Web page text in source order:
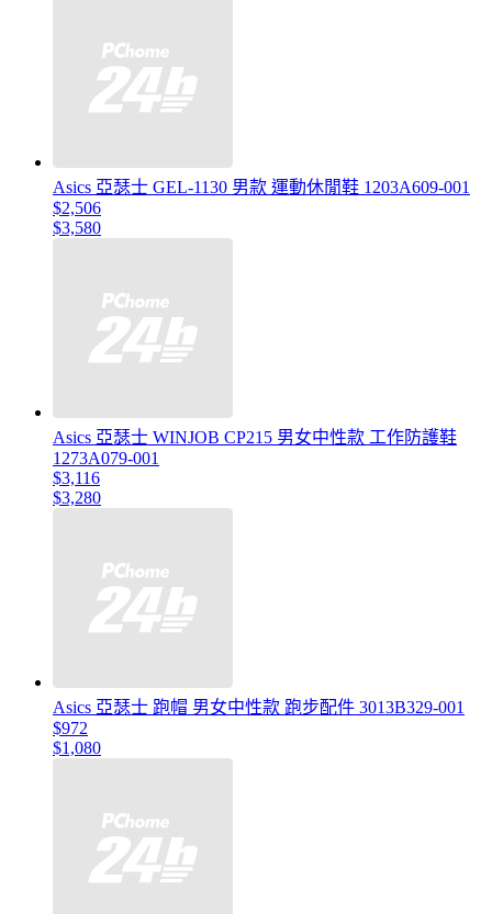
Asics 亞瑟士 GEL-1130 男款 運動休閒鞋 1203A609-001
$2,506
$3,580
Asics 亞瑟士 WINJOB CP215 男女中性款 工作防護鞋
1273A079-001
$3,116
$3,280
Asics 亞瑟士 跑帽 男女中性款 跑步配件 3013B329-001
$972
$1,080